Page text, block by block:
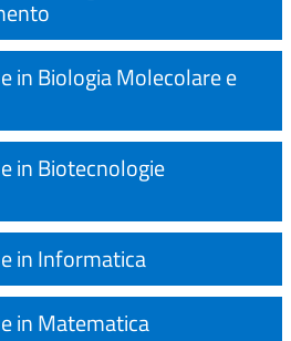
in Biologia Molecolare e
in Biotecnologie
in Informatica
in Matematica